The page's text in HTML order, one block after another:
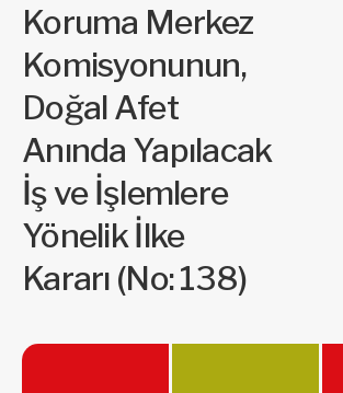
Koruma Merkez
Komisyonunun,
Doğal Afet
Anında Yapılacak
İş ve İşlemlere
Yönelik İlke
Kararı (No: 138)